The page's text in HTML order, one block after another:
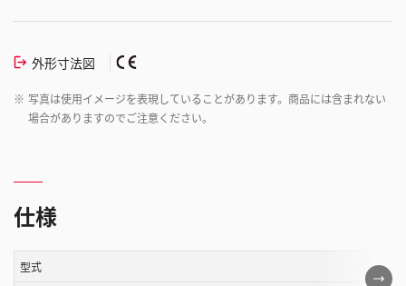
外形寸法図
※ 写真は使用イメージを表現していることがあります。商品には含まれない
場合がありますのでご注意ください。
仕様
こ
型式